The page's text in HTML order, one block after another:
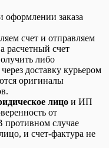
заказа
счет и отправляем
расчетный счет
либо
доставку курьером
оригиналы
лицо и ИП
от
противном случае
и счет-фактура не